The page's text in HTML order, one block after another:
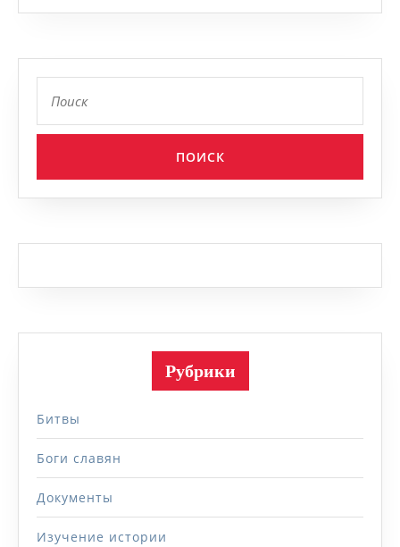
Рубрики
Битвы
Боги славян
Документы
Изучение истории